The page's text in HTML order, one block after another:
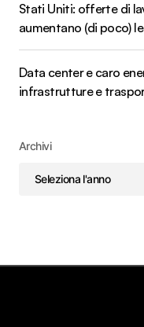
Stati Uniti: offerte di
aumentano (di poco)
Data center e caro
infrastrutture e
Archivi